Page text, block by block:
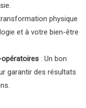
physique
et à votre bien-être
: Un bon
garantir des résultats